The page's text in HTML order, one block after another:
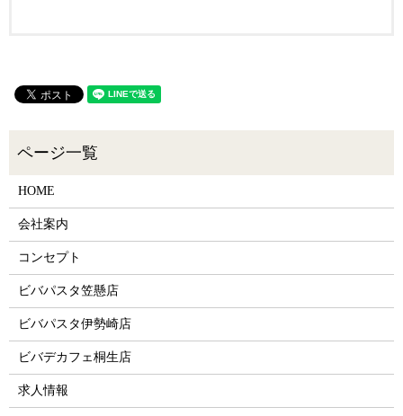
HOME
会社案内
コンセプト
ビバパスタ笠懸店
ビバパスタ伊勢崎店
ビバデカフェ桐生店
求人情報